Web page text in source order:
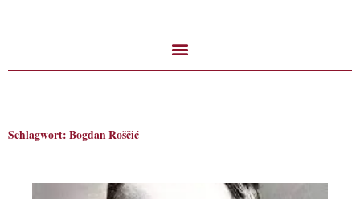
Schlagwort: Bogdan Roščić
Seite Seite